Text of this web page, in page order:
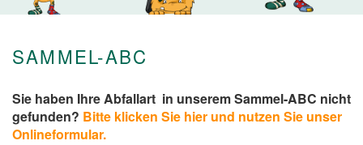
SAMMEL-ABC
Sie haben Ihre Abfallart in unserem Sammel-ABC nicht
gefunden? Bitte klicken Sie hier und nutzen Sie unser
Onlineformular.